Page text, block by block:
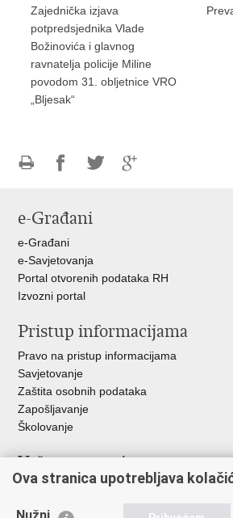
Zajednička izjava
potpredsjednika Vlade
Božinovića i glavnog
ravnatelja policije Miline
povodom 31. obljetnice VRO
„Bljesak“
FacebookuTwitteru
e-Građani
e-Građani
e-Savjetovanja
Portal otvorenih podataka RH
Izvozni portal
Pristup informacijama
Pravo na pristup informacijama
Savjetovanje
Zaštita osobnih podataka
Zapošljavanje
Školovanje
Važne poveznice
Ministarstvo unutarnjih poslova
Ova stranica upotrebljava